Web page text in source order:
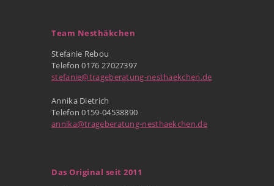
Team Nesthäkchen
Stefanie Rebou
Telefon 0176 27027397
stefanie@trageberatung-nesthaekchen.de
Annika Dietrich
Telefon 0159-04538890
annika@trageberatung-nesthaekchen.de
Das Original seit 2011